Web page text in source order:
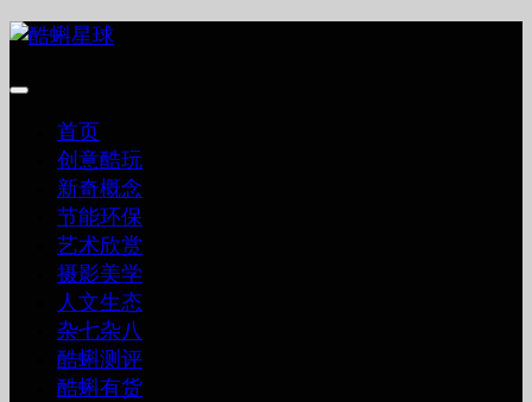
跳
内
首页
创意酷玩
新奇概念
节能环保
艺术欣赏
摄影美学
人文生态
杂七杂八
酷蝌测评
酷蝌有货